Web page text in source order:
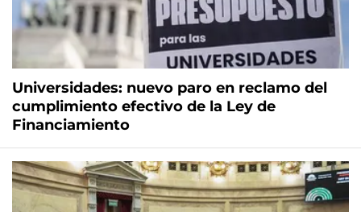
Universidades: nuevo paro en reclamo del
cumplimiento efectivo de la Ley de
Financiamiento